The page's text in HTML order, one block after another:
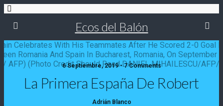
Ecos del Balón
6 Septiembre, 2019 • 7 Comments
La Primera España De Robert
Adrián Blanco